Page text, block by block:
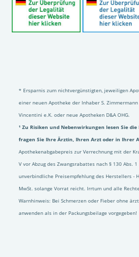
* Ersparnis zum nichtvergünstigten, jeweiligen
einer neuen Apotheke der Inhaber S. Zimmermann
Vincentini e.K. oder neue Apotheken D&A OHG.
¹ Zu Risiken und Nebenwirkungen lesen Sie die
fragen Sie Ihre Ärztin, Ihren Arzt oder in Ihrer
Apothekenabgabepreis zur Verrechnung mit der
V vor Abzug des Zwangsrabattes nach § 130 Abs. 1
unverbindliche Preisempfehlung des Herstellers -
MwSt. solange Vorrat reicht. Irrtum und alle
Warnhinweis: Bei Schmerzen oder Fieber ohne
anwenden als in der Packungsbeilage vorgegeben!